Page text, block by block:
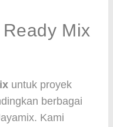
Mix
untuk proyek
berbagai
Kami